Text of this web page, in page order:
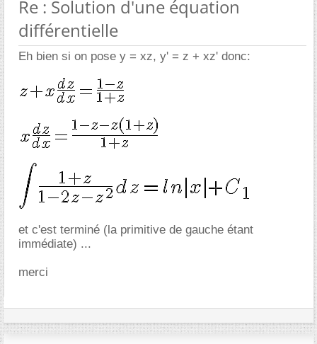
Re : Solution d'une équation
différentielle
Eh bien si on pose y = xz, y' = z + xz' donc:
et c'est terminé (la primitive de gauche étant
immédiate) ...
merci